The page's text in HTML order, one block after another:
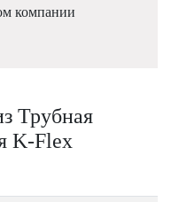
компании
Трубная
K-Flex